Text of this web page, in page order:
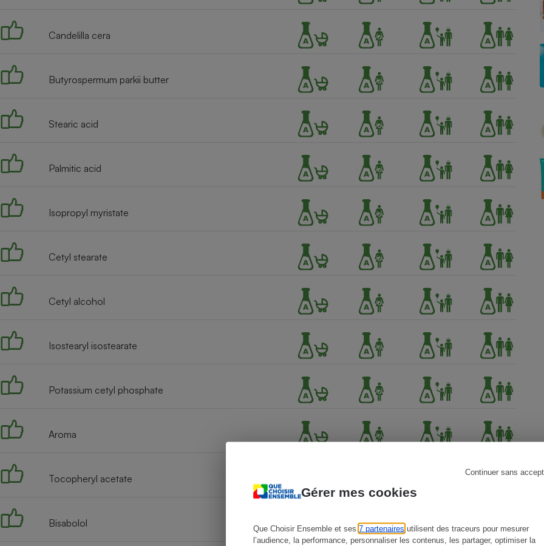
Gérer mes cookies
Que Choisir Ensemble et ses 7 partenaires utilisent des traceurs pour mesurer
l’audience, la performance, personnaliser les contenus, les partager, optimiser la
Continuer sans
Candelilla cera
Butyrospermum parkii butter
Stearic acid
Palmitic acid
Isopropyl myristate
Cetyl stearate
Cetyl alcohol
Isostearyl isostearate
Potassium cetyl phosphate
Aroma
Tocopheryl acetate
Bisabolol
Four encastrable
Aspirateur
Réfrigérateur
Appareil photo
Électricité - Gaz
Lessive